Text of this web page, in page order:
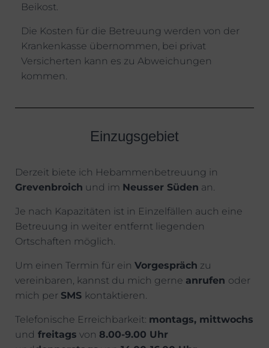
Beikost.
Die Kosten für die Betreuung werden von der
Krankenkasse übernommen, bei privat
Versicherten kann es zu Abweichungen
kommen.
Einzugsgebiet
Derzeit biete ich Hebammenbetreuung in
Grevenbroich und im Neusser Süden an.
Je nach Kapazitäten ist in Einzelfällen auch eine
Betreuung in weiter entfernt liegenden
Ortschaften möglich.
Um einen Termin für ein Vorgespräch zu
vereinbaren, kannst du mich gerne anrufen oder
mich per SMS kontaktieren.
Telefonische Erreichbarkeit: montags, mittwochs
und freitags von 8.00-9.00 Uhr